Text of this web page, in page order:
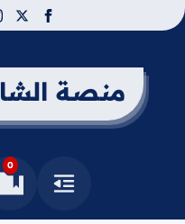
x
منصة
القائمة
0